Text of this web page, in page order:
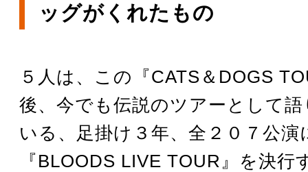
ッグがくれたもの
５人は、この『CATS＆DOGS
後、今でも伝説のツアーとして
いる、足掛け３年、全２０７公演
『BLOODS LIVE TOUR』を決行